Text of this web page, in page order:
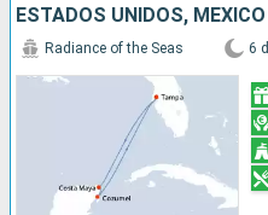
ESTADOS UNIDOS, MÉXICO
Radiance of the Seas 6 d